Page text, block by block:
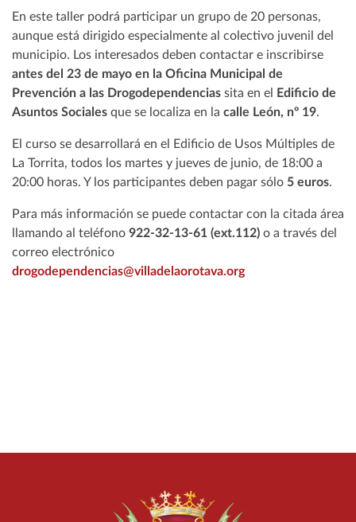
En este taller podrá participar un grupo de 20 personas,
aunque está dirigido especialmente al colectivo juvenil del
municipio. Los interesados deben contactar e inscribirse
antes del 23 de mayo en la Oficina Municipal de
Prevención a las Drogodependencias sita en el
Edificio de
Asuntos Sociales que se localiza en la calle León, nº 19.
El curso se desarrollará en el Edificio de Usos Múltiples de
La Torrita, todos los martes y jueves de junio, de 18:00 a
20:00 horas. Y los participantes deben pagar sólo 5 euros.
Para más información se puede contactar con la citada área
llamando al teléfono 922-32-13-61 (ext.112) o a través del
correo electrónico
drogodependencias@villadelaorotava.org